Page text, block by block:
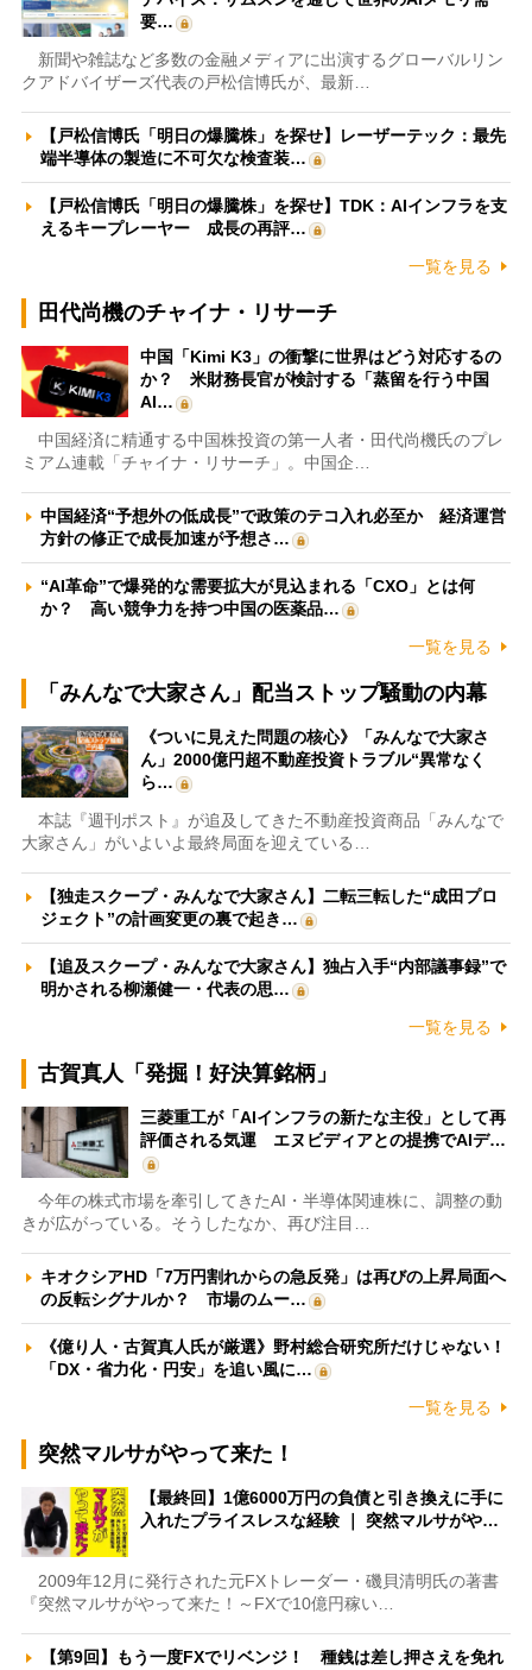
要…
新聞や雑誌など多数の金融メディアに出演するグローバルリン
クアドバイザーズ代表の戸松信博氏が、最新…
【戸松信博氏「明日の爆騰株」を探せ】レーザーテック：最先
端半導体の製造に不可欠な検査装…
【戸松信博氏「明日の爆騰株」を探せ】TDK：AIインフラを支
えるキープレーヤー 成長の再評…
一覧を見る
田代尚機のチャイナ・リサーチ
中国「Kimi K3」の衝撃に世界はどう対応するの
か？ 米財務長官が検討する「蒸留を行う中国
AI…
中国経済に精通する中国株投資の第一人者・田代尚機氏のプレ
ミアム連載「チャイナ・リサーチ」。中国企…
中国経済“予想外の低成長”で政策のテコ入れ必至か 経済運営
方針の修正で成長加速が予想さ…
“AI革命”で爆発的な需要拡大が見込まれる「CXO」とは何
か？ 高い競争力を持つ中国の医薬品…
一覧を見る
「みんなで大家さん」配当ストップ騒動の内幕
《ついに見えた問題の核心》「みんなで大家さ
ん」2000億円超不動産投資トラブル“異常なく
ら…
本誌『週刊ポスト』が追及してきた不動産投資商品「みんなで
大家さん」がいよいよ最終局面を迎えている…
【独走スクープ・みんなで大家さん】二転三転した“成田プロ
ジェクト”の計画変更の裏で起き…
【追及スクープ・みんなで大家さん】独占入手“内部議事録”で
明かされる柳瀬健一・代表の思…
一覧を見る
古賀真人「発掘！好決算銘柄」
三菱重工が「AIインフラの新たな主役」として再
評価される気運 エヌビディアとの提携でAIデ…
今年の株式市場を牽引してきたAI・半導体関連株に、調整の動
きが広がっている。そうしたなか、再び注目…
キオクシアHD「7万円割れからの急反発」は再びの上昇局面へ
の反転シグナルか？ 市場のムー…
《億り人・古賀真人氏が厳選》野村総合研究所だけじゃない！
「DX・省力化・円安」を追い風に…
一覧を見る
突然マルサがやって来た！
【最終回】1億6000万円の負債と引き換えに手に
入れたプライスレスな経験 ｜ 突然マルサがや…
2009年12月に発行された元FXトレーダー・磯貝清明氏の著書
『突然マルサがやって来た！～FXで10億円稼い…
【第9回】もう一度FXでリベンジ！ 種銭は差し押さえを免れ